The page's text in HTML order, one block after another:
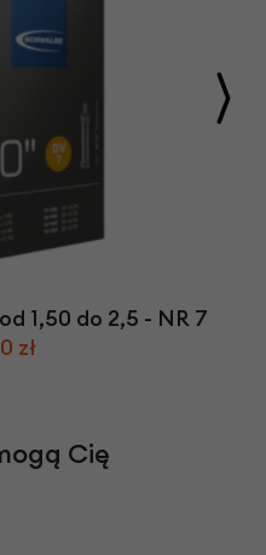
1,50 do 2,5 - NR 7
zł
Cię